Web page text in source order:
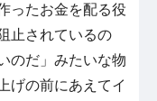
ったお金を配る役
止されているの
のだ」みたいな物
げの前にあえてイ